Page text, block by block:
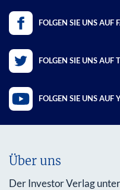
FOLGEN SIE UNS AUF
FOLGEN SIE UNS AUF
FOLGEN SIE UNS AUF
Über uns
Der Investor Verlag